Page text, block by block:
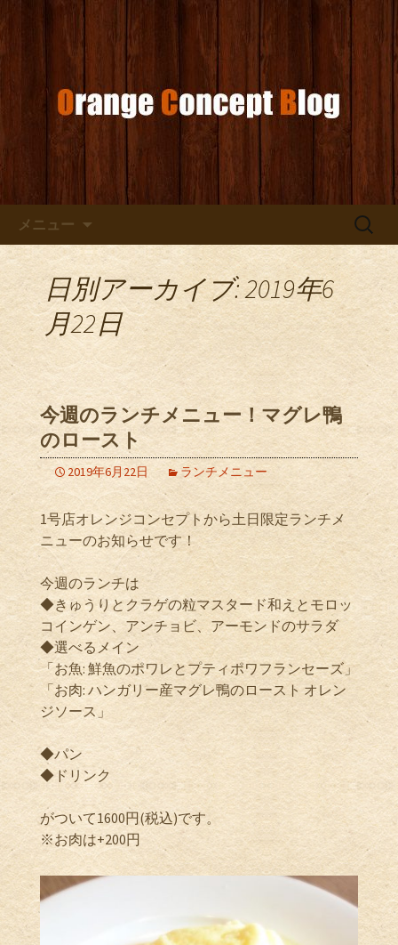
オレンジコンセプトブログ
お店からのお知らせ
メニュー
検
日別アーカイブ: 2019年6
月22日
今週のランチメニュー！マグレ鴨
のロースト
2019年6月22日 ランチメニュー
1号店オレンジコンセプトから土日限定ランチメ
ニューのお知らせです！
今週のランチは
◆きゅうりとクラゲの粒マスタード和えとモロッ
コインゲン、アンチョビ、アーモンドのサラダ
◆選べるメイン
「お魚: 鮮魚のポワレとプティポワフランセーズ」
「お肉: ハンガリー産マグレ鴨のロースト オレン
ジソース」
◆パン
◆ドリンク
がついて1600円(税込)です。
※お肉は+200円